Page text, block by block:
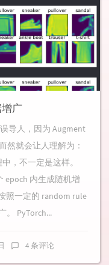
增广
导人，因为 Augment
然就会让人理解为：
，不一定是这样。
epoch 内生成随机增
照一定的 random rule
。 PyTorch...
4 条评论